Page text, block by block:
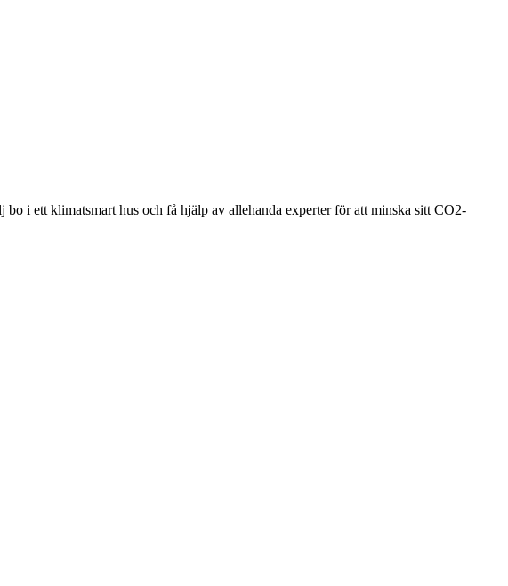
i ett klimatsmart hus och få hjälp av allehanda experter för att minska sitt CO2-